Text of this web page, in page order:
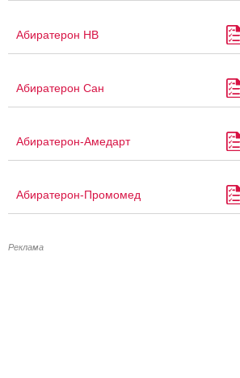
Абиратерон НВ
Абиратерон Сан
Абиратерон-Амедарт
Абиратерон-Промомед
Реклама